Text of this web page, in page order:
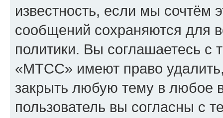
известность, если мы сочтём
сообщений сохраняются для
политики. Вы соглашаетесь
«МТСС» имеют право удалить,
закрыть любую тему в любое
пользователь вы согласны с